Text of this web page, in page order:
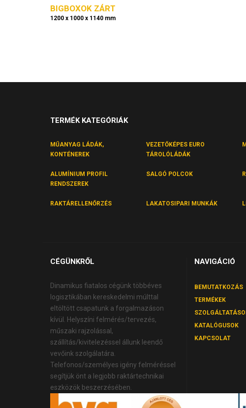
BIGBOXOK ZÁRT
1200 x 1000 x 1140 mm
TERMÉK KATEGÓRIÁK
MŰANYAG LÁDÁK,
KONTÉNEREK
VEZETŐKÉPES EURO
TÁROLÓLÁDÁK
ALUMÍNIUM PROFIL
RENDSZEREK
SALGÓ POLCOK
RAKTÁRELLENŐRZÉS LAKATOSIPARI MUNKÁK
CÉGÜNKRŐL
Dinamikus fiatalos cégünk többéves
logisztikában kereskedelmi múlttal
eltöltött csapatunk a forgalmazáson
kívül. Helyszíni felmérés/tervezés,
műszaki rajzolással,
szállítás/kivitelezéssel állunk leendő
vevőink szolgálatára.
Telefonos/személyes igény felméréssel
segítjük önt a legjobb raktártechnikai
eszközök beszerzésében.
NAVIGÁCIÓ
BEMUTATKOZÁS
TERMÉKEK
KATALÓGUSOK
KAPCSOLAT